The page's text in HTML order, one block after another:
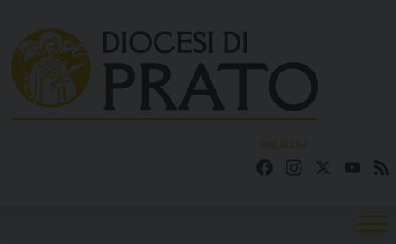
content
seguici su
FacebookInstagram